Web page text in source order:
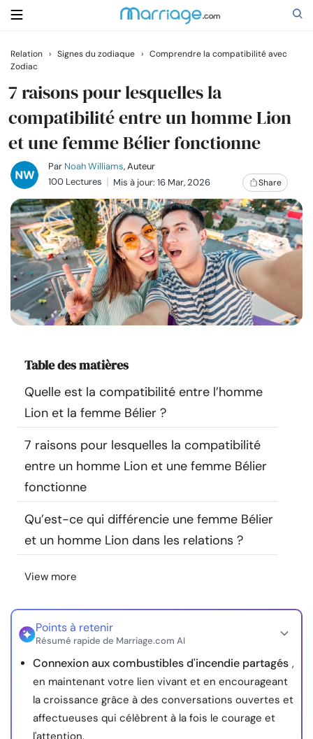
Rechercher
Se marier
Relations
Famille
Aide
Cours
Ressources
Communauté
Trouver un thérapeute
Langue
À propos de nous Contact Écrivez pour nous
Publicité avec
nous
© Copyright 2026. Tous droits réservés.
Relation › Signes du zodiaque › Comprendre la compatibilité avec
Zodiac
7 raisons pour lesquelles la
compatibilité entre un homme Lion
et une femme Bélier fonctionne
Par Noah Williams, Auteur
100 Lectures
Mis à jour: 16 Mar, 2026 Share
Table des matières
Quelle est la compatibilité entre l’homme
Lion et la femme Bélier ?
7 raisons pour lesquelles la compatibilité
entre un homme Lion et une femme Bélier
fonctionne
Qu’est-ce qui différencie une femme Bélier
et un homme Lion dans les relations ?
View more
Points à retenir
Résumé rapide de Marriage.com AI
Connexion aux combustibles d'incendie partagés ,
en maintenant votre lien vivant et en encourageant
la croissance grâce à des conversations ouvertes et
affectueuses qui célèbrent à la fois le courage et